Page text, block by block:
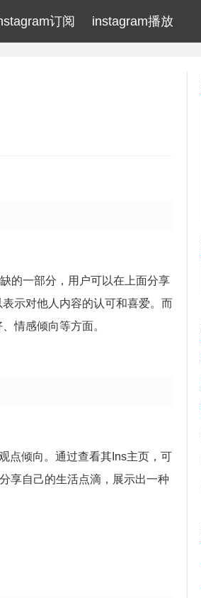
订阅 instagram播放
的一部分，用户可以在上面分享
示对他人内容的认可和喜爱。而
情感倾向等方面。
点倾向。通过查看其Ins主页，可
享自己的生活点滴，展示出一种